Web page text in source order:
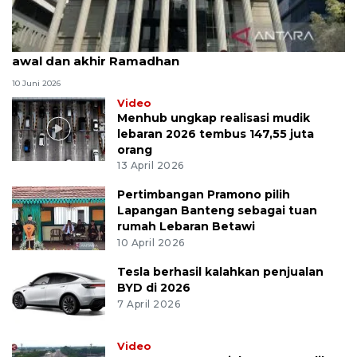
MK uji materi UU Peradilan Agama perihal isbat
awal dan akhir Ramadhan
10 Juni 2026
Video
Menhub ungkap realisasi mudik
lebaran 2026 tembus 147,55 juta
orang
13 April 2026
Pertimbangan Pramono pilih
Lapangan Banteng sebagai tuan
rumah Lebaran Betawi
10 April 2026
Tesla berhasil kalahkan penjualan
BYD di 2026
7 April 2026
Video